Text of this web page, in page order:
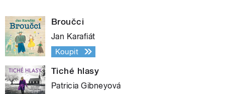
Broučci
Jan Karafiát
Koupit
Tiché hlasy
Patricia Gibneyová